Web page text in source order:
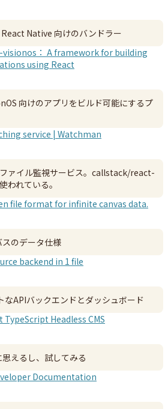
Native 向けのバンドラー
： A framework for building
using React
向けのアプリをビルド可能にするプ
service | Watchman
ァイル監視サービス。callstack/react-
れている。
file format for infinite canvas data.
のデータ仕様
backend in 1 file
なAPIバックエンドとダッシュボード
TypeScript Headless CMS
えるし、試してみる
Documentation